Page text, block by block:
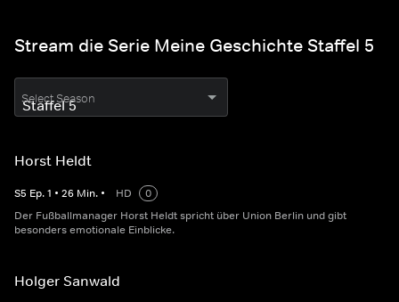
Stream die Serie Meine Geschichte Staffel 5
Select Season
Horst Heldt
S5 Ep.1 • 26 Min. • HD
0
Der Fußballmanager Horst Heldt spricht über Union Berlin und gibt
besonders emotionale Einblicke.
Holger Sanwald